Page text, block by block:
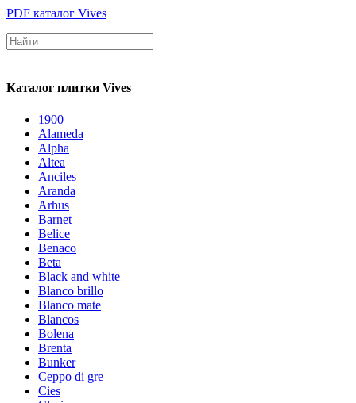
PDF каталог Vives
Каталог плитки Vives
1900
Alameda
Alpha
Altea
Anciles
Aranda
Arhus
Barnet
Belice
Benaco
Beta
Black and white
Blanco brillo
Blanco mate
Blancos
Bolena
Brenta
Bunker
Ceppo di gre
Cies